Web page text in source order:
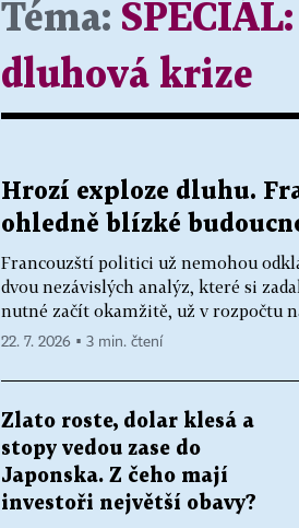
Téma: SPECIÁL:
dluhová krize
Hrozí exploze dluhu.
ohledně blízké
Francouzští politici už nemohou
dvou nezávislých analýz, které si
nutné začít okamžitě, už v rozpočtu
22. 7. 2026 ▪ 3 min. čtení
Zlato roste, dolar klesá a
stopy vedou zase do
Japonska. Z čeho mají
investoři největší obavy?